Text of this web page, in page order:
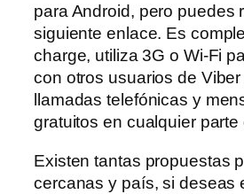
para Android, pero puedes
siguiente enlace. Es
charge, utiliza 3G o Wi-Fi
con otros usuarios de
llamadas telefónicas y
gratuitos en cualquier parte
Existen tantas propuestas
cercanas y país, si deseas